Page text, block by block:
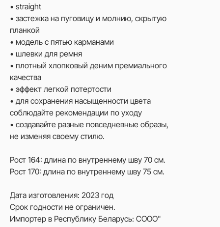
• straight
• застежка на пуговицу и молнию, скрытую
планкой
• модель с пятью карманами
• шлевки для ремня
• плотный хлопковый деним премиального
качества
• эффект легкой потертости
• для сохранения насыщенности цвета
соблюдайте рекомендации по уходу
• создавайте разные повседневные образы,
не изменяя своему стилю.
Рост 164: длина по внутреннему шву 70 см.
Рост 170: длина по внутреннему шву 75 см.
Дата изготовления: 2023 год
Срок годности не ограничен.
Импортер в Республику Беларусь: СООО"